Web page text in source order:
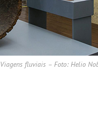
Viagens fluviais – Foto: Helio